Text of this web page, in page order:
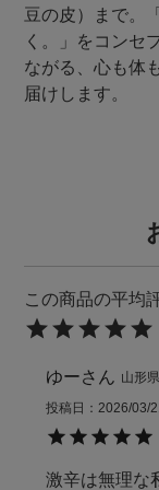
豆の皮）まで。
く。」をコンセ
ながる、心も体
届けします。
ゆー 山形県
投稿日
2026/03/
激辛は無理な